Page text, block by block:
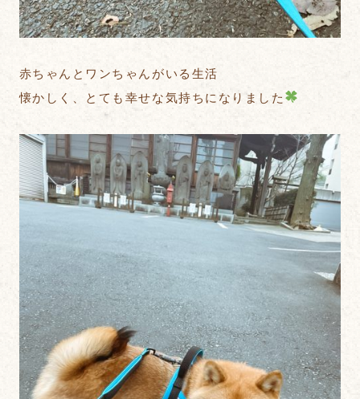
赤ちゃんとワンちゃんがいる生活
懐かしく、とても幸せな気持ちになりました